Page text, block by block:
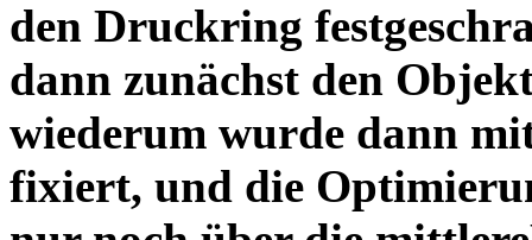
den Druckring
dann zunächst den
wiederum wurde dann
fixiert, und die